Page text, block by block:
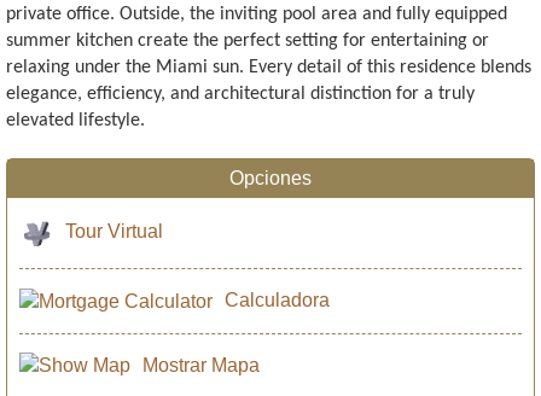
private office. Outside, the inviting pool area and fully equipped
summer kitchen create the perfect setting for entertaining or
relaxing under the Miami sun. Every detail of this residence blends
elegance, efficiency, and architectural distinction for a truly
elevated lifestyle.
Opciones
Tour Virtual
Calculadora
Mostrar Mapa